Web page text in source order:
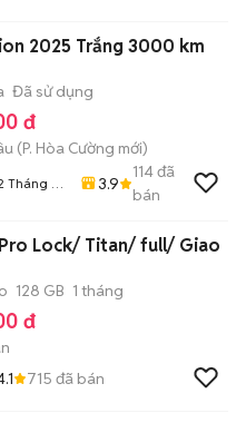
2025 Trắng 3000 km
Đã sử dụng
đ
(P. Hòa Cường mới)
Tháng 9
3.9
114đã
bán
Lock/ Titan/ full/ Giao
128 GB 1 tháng
đ
715 đã bán